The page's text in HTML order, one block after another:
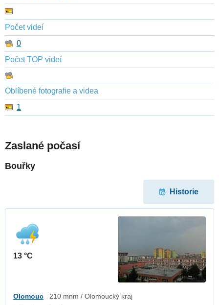
Počet videí
0
Počet TOP videí
Oblíbené fotografie a videa
1
Zaslané počasí
Bouřky
Historie
13 °C
Olomouc 210 mnm / Olomoucký kraj